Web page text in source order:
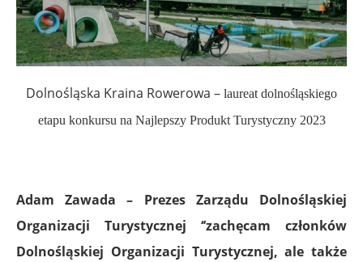
Dolnośląska Kraina Rowerowa – laureat dolnośląskiego
etapu konkursu na Najlepszy Produkt Turystyczny 2023
Adam Zawada – Prezes Zarządu Dolnośląskiej
Organizacji Turystycznej ‘’zachęcam członków
Dolnośląskiej Organizacji Turystycznej, ale także